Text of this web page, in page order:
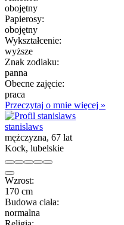
obojętny
Papierosy:
obojętny
Wykształcenie:
wyższe
Znak zodiaku:
panna
Obecne zajęcie:
praca
Przeczytaj o mnie więcej »
stanislaws
mężczyzna, 67 lat
Kock, lubelskie
Wzrost:
170 cm
Budowa ciała:
normalna